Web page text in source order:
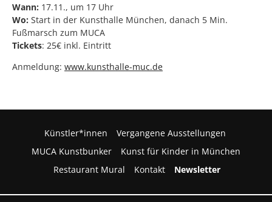
Wann: 17.11., um 17 Uhr
Wo: Start in der Kunsthalle München, danach 5 Min.
Fußmarsch zum MUCA
Tickets: 25€ inkl. Eintritt
Anmeldung: www.kunsthalle-muc.de
Künstler*innen
Vergangene Ausstellungen
MUCA Kunstbunker
Kunst für Kinder in München
Restaurant Mural
Kontakt Newsletter